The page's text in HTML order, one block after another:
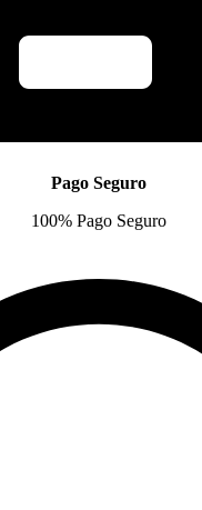
Pago Seguro
100% Pago Seguro